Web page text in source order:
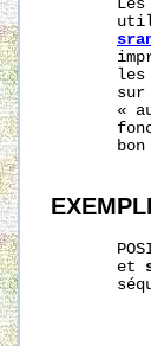
les
sur
«
bon
       et